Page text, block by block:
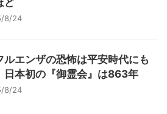
ど
8/24
ルエンザの恐怖は平安時代にも
日本初の『御霊会』は863年
8/24